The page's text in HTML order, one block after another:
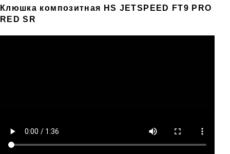
Клюшка композитная HS JETSPEED FT9 PRO
RED SR